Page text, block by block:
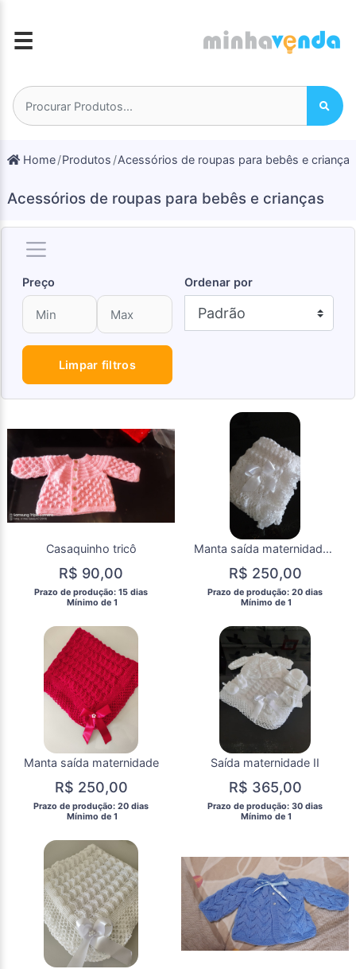
☰
Home Produtos Acessórios de roupas para bebês e crianças
Acessórios de roupas para bebês e crianças
Preço Ordenar por
Limpar filtros
Casaquinho tricô
R$ 90,00
Prazo de produção: 15 dias
  Mínimo de 1
Manta saída maternidade II
R$ 250,00
Prazo de produção: 20 dias
  Mínimo de 1
Manta saída maternidade
R$ 250,00
Prazo de produção: 20 dias
  Mínimo de 1
Saída maternidade II
R$ 365,00
Prazo de produção: 30 dias
  Mínimo de 1